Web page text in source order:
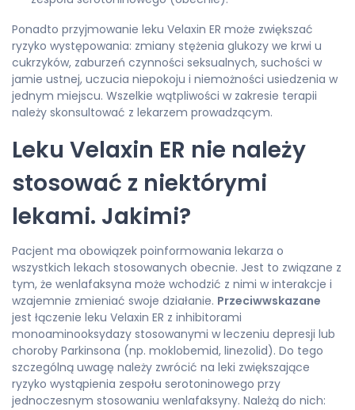
Ponadto przyjmowanie leku Velaxin ER może zwiększać
ryzyko występowania: zmiany stężenia glukozy we krwi u
cukrzyków, zaburzeń czynności seksualnych, suchości w
jamie ustnej, uczucia niepokoju i niemożności usiedzenia w
jednym miejscu. Wszelkie wątpliwości w zakresie terapii
należy skonsultować z lekarzem prowadzącym.
Leku Velaxin ER nie należy
stosować z niektórymi
lekami. Jakimi?
Pacjent ma obowiązek poinformowania lekarza o
wszystkich lekach stosowanych obecnie. Jest to związane z
tym, że wenlafaksyna może wchodzić z nimi w interakcje i
wzajemnie zmieniać swoje działanie. Przeciwwskazane
jest łączenie leku Velaxin ER z inhibitorami
monoaminooksydazy stosowanymi w leczeniu depresji lub
choroby Parkinsona (np. moklobemid, linezolid). Do tego
szczególną uwagę należy zwrócić na leki zwiększające
ryzyko wystąpienia zespołu serotoninowego przy
jednoczesnym stosowaniu wenlafaksyny. Należą do nich: